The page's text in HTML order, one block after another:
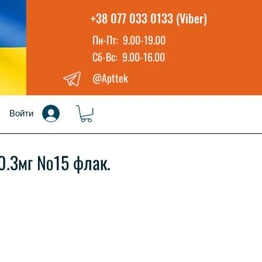
+38 077 033 0133 (Viber)
Пн-Пт: 9.00-19.00
Сб-Вс: 9.00-16.00
@Apttek
Войти
№15 флак.